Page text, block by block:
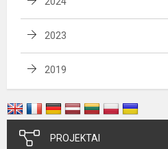
2023
2019
PROJEKTAI